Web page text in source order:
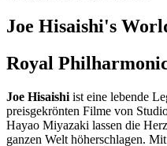
Joe Hisaishi's
Royal
Joe Hisaishi ist eine lebende
preisgekrönten Filme von
Hayao Miyazaki lassen die
ganzen Welt höherschlagen.